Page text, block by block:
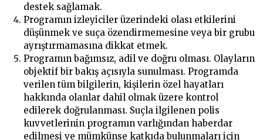
destek sağlamak.
Programın izleyiciler üzerindeki olası etkilerini
düşünmek ve suça özendirmemesine veya bir grubu
ayrıştırmamasına dikkat etmek.
Programın bağımsız, adil ve doğru olması. Olayların
objektif bir bakış açısıyla sunulması. Programda
verilen tüm bilgilerin, kişilerin özel hayatları
hakkında olanlar dahil olmak üzere kontrol
edilerek doğrulanması. Suçla ilgilenen polis
kuvvetlerinin programın varlığından haberdar
edilmesi ve mümkünse katkıda bulunmaları için